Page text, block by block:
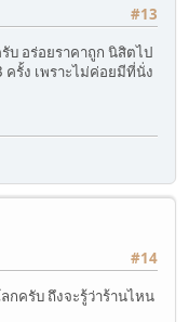
#13
บ อร่อยราคาถูก นิสิตไป
รั้ง เพราะไม่ค่อยมีที่นั่ง
#14
กครับ ถึงจะรู้ว่าร้านไหน